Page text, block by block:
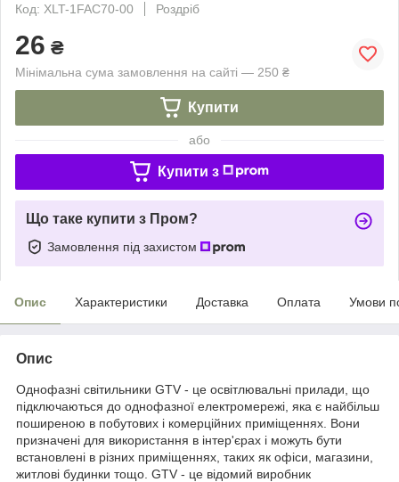
Код: XLT-1FAC70-00
Роздріб
26 ₴
Мінімальна сума замовлення на сайті — 250 ₴
Купити
або
Купити з
Що таке купити з Пром?
Замовлення під захистом
Опис Характеристики Доставка Оплата Умови
Опис
Однофазні світильники GTV - це освітлювальні прилади, що
підключаються до однофазної електромережі, яка є найбільш
поширеною в побутових і комерційних приміщеннях. Вони
призначені для використання в інтер'єрах і можуть бути
встановлені в різних приміщеннях, таких як офіси, магазини,
житлові будинки тощо. GTV - це відомий виробник